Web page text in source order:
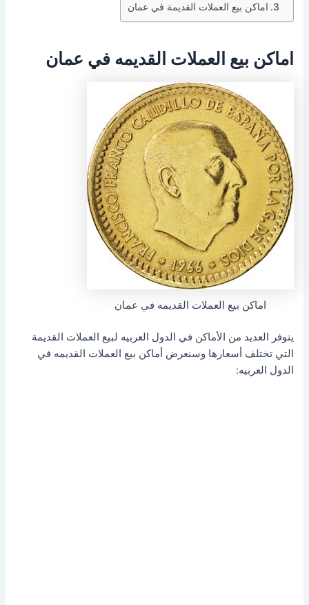
اماكن بيع العملات القديمة في عمان
اماكن بيع العملات القديمه في عمان
اماكن بيع العملات القديمه في عمان
يتوفر العديد من الأماكن في الدول العربيه لبيع العملات القديمة
التي تختلف أسعارها وسنعرض أماكن بيع العملات القديمه في
الدول العربيه: